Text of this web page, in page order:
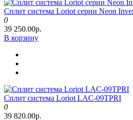
Сплит система Loriot серии Neon
0
39 250.00р.
В корзину
Сплит система Loriot LAC-09TPRI
0
39 820.00р.